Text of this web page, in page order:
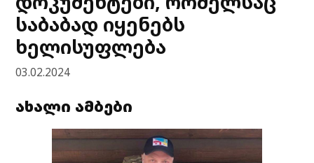
საბაბად იყენებს
ხელისუფლება
03.02.2024
ახალი ამბები